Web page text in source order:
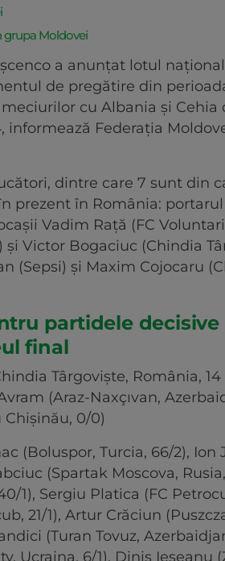
grupa Moldovei
a anunțat lotul
de pregătire din perioada
cu Albania și Cehia
informează Federația
dintre care 7 sunt din
prezent în România:
Vadim Rață (FC
și Victor Bogaciuc (Chindia
(Sepsi) și Maxim Cojocaru
partidele
final
Târgoviște, România,
(Araz-Naxçıvan,
0/0)
(Boluspor, Turcia, 66/2), Ion
(Spartak Moscova,
1), Sergiu Platica (FC
21/1), Artur Crăciun
(Turan Tovuz,
Ucraina, 6/1), Dinis Ieșeanu